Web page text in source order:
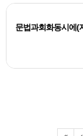
문법과회화동시에(